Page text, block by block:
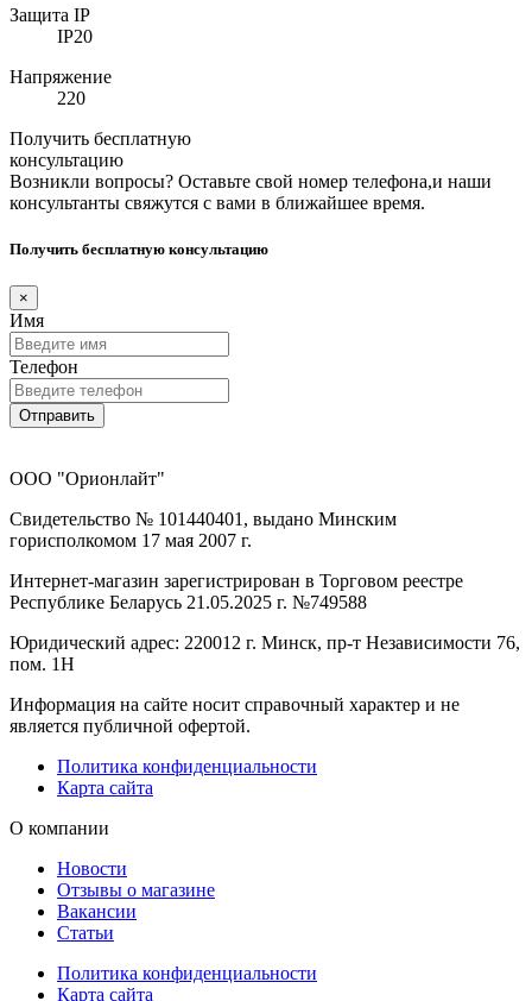
Защита IP
IP20
Напряжение
220
Получить бесплатную
консультацию
Возникли вопросы? Оставьте свой номер телефона,и наши
консультанты свяжутся с вами в ближайшее время.
Получить бесплатную консультацию
×
Имя
Телефон
Отправить
ООО "Орионлайт"
Свидетельство № 101440401, выдано Минским
горисполкомом 17 мая 2007 г.
Интернет-магазин зарегистрирован в Торговом реестре
Республике Беларусь 21.05.2025 г. №749588
Юридический адрес: 220012 г. Минск, пр-т Независимости 76,
пом. 1Н
Информация на сайте носит справочный характер и не
является публичной офертой.
Политика конфиденциальности
Карта сайта
О компании
Новости
Отзывы о магазине
Вакансии
Статьи
Политика конфиденциальности
Карта сайта